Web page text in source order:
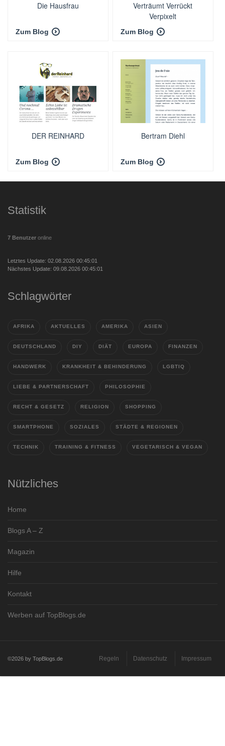
Die Hausfrau
Zum Blog
Verträumt Verrückt
Verpixelt
Zum Blog
DER REINHARD
Zum Blog
Bertram Diehl
Zum Blog
Statistik
7 Benutzer online
Letztes Update: 02.08.2026 00:45:01
Nächstes Update: 09.08.2026 00:45:01
Schlagwörter
AFRIKA AKTUELLES AMERIKA ASIEN
DEUTSCHLAND DIY DIÄT EUROPA FINANZEN
HANDWERK KRANKHEIT & BEHINDERUNG LGBTIQ
LIEBE & PARTNERSCHAFT PHILOSOPHIE
RECHT & GESETZ RELIGION SHOPPING
SMARTPHONE SOZIALES STÄDTE & REGIONEN
TECHNIK TRAINING & FITNESS VEGETARISCH & VEGAN
Nützliches
Home
Blogs A – Z
Magazin
Hilfe
Kontakt
Werben auf TopBlogs.de
©2026 by TopBlogs.de Regeln Datenschutz Impressum